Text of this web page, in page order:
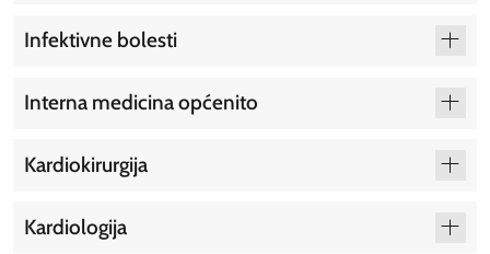
Infektivne bolesti
Interna medicina općenito
Kardiokirurgija
Kardiologija